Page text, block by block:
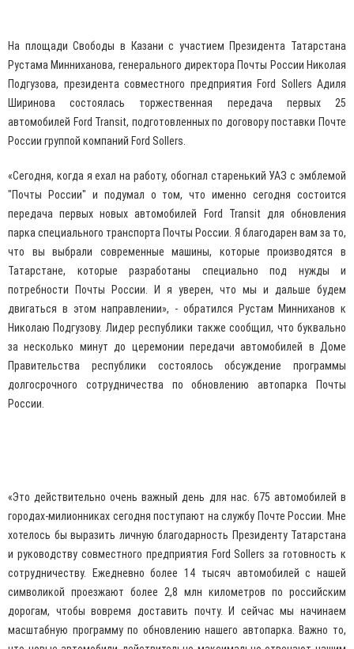
На площади Свободы в Казани с участием Президента Татарстана
Рустама Минниханова, генерального директора Почты России Николая
Подгузова, президента совместного предприятия Ford Sollers Адиля
Ширинова состоялась торжественная передача первых 25
автомобилей Ford Transit, подготовленных по договору поставки Почте
России группой компаний Ford Sollers.
«Сегодня, когда я ехал на работу, обогнал старенький УАЗ с эмблемой
"Почты России" и подумал о том, что именно сегодня состоится
передача первых новых автомобилей Ford Transit для обновления
парка специального транспорта Почты России. Я благодарен вам за то,
что вы выбрали современные машины, которые производятся в
Татарстане, которые разработаны специально под нужды и
потребности Почты России. И я уверен, что мы и дальше будем
двигаться в этом направлении», - обратился Рустам Минниханов к
Николаю Подгузову. Лидер республики также сообщил, что буквально
за несколько минут до церемонии передачи автомобилей в Доме
Правительства республики состоялось обсуждение программы
долгосрочного сотрудничества по обновлению автопарка Почты
России.
«Это действительно очень важный день для нас. 675 автомобилей в
городах-милионниках сегодня поступают на службу Почте России. Мне
хотелось бы выразить личную благодарность Президенту Татарстана
и руководству совместного предприятия Ford Sollers за готовность к
сотрудничеству. Ежедневно более 14 тысяч автомобилей с нашей
символикой проезжают более 2,8 млн километров по российским
дорогам, чтобы вовремя доставить почту. И сейчас мы начинаем
масштабную программу по обновлению нашего автопарка. Важно то,